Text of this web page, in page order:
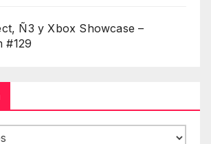
Ñ3 y Xbox Showcase –
#129